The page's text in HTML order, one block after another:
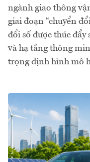
ngành giao thông
giai đoạn “chuyển
đổi số được thúc
và hạ tầng thông
trọng định hình mô